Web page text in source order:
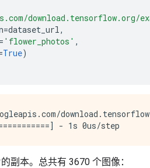
download.tensorflow.org/
=dataset_url,
= 'flower_photos' ,
True)
副本。总共有 3670 个图像：